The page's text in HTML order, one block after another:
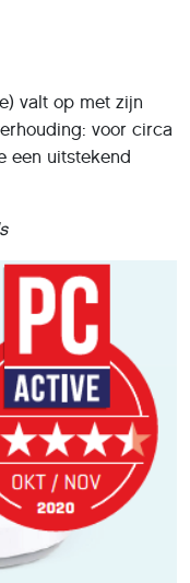
valt op met zijn
voor circa
een uitstekend